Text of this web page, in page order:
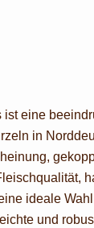
ist eine
in
ideale
und